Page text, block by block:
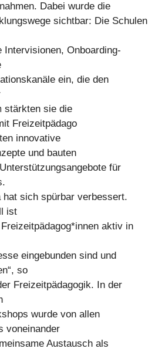
Dabei wurde die
sichtbar: Die Schulen
Intervisionen, Onboarding-
ein, die den
stärkten sie die
Freizeitpädago
innovative
und bauten
für
hat sich spürbar verbessert.
ist
aktiv in
eingebunden sind und
so
Freizeitpädagogik. In der
wurde von allen
voneinander
Austausch als